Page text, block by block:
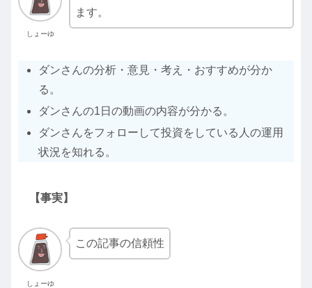
しょーゆ
ます。
ダンさんの分析・意見・考え・おすすめが分か
る。
ダンさんの1日の動画の内容が分かる。
ダンさんをフォローして投資をしている人の運用
状況を知れる。
【事実】
しょーゆ
この記事の信頼性